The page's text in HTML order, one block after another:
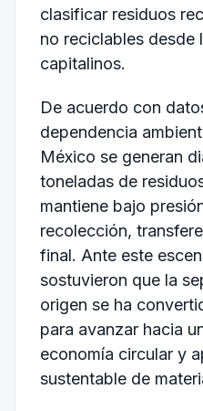
clasificar residuos
no reciclables desde
capitalinos.
De acuerdo con
dependencia
México se generan
toneladas de
mantiene bajo
recolección,
final. Ante este
sostuvieron que la
origen se ha
para avanzar hacia
economía circular y
sustentable de